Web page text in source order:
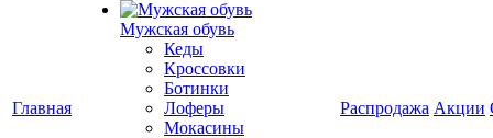
Главная
Мужская обувь
Кеды
Кроссовки
Ботинки
Лоферы
Мокасины
Распродажа Акции